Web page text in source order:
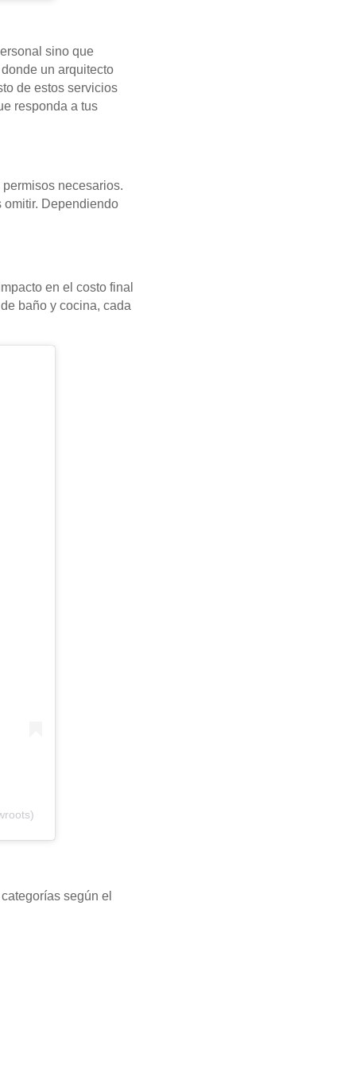
sino que
un arquitecto
de estos servicios
responda a tus
necesarios.
omitir. Dependiendo
en el costo final
baño y cocina, cada
según el